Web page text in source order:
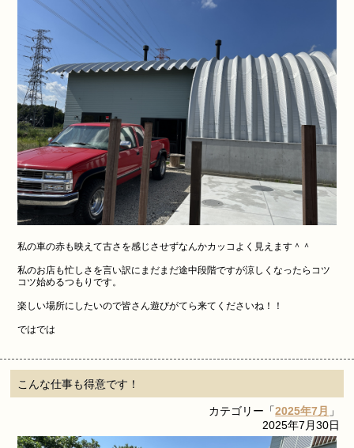
私の車の赤も映えて古さを感じさせずなんかカッコよく見えます＾＾
私のお店も忙しさを言い訳にまだまだ途中段階ですが涼しくなったらコツ
コツ始めるつもりです。
楽しい場所にしたいので皆さん遊びがてら来てくださいね！！
ではでは
こんな仕事も得意です！
カテゴリー「2025年7月 」
2025年7月30日